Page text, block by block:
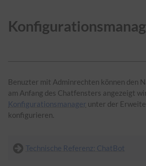
Benuzter mit Adminrechten können den
am Anfang des Chatfensters angezeigt
Konfigurationsmanager unter der
konfigurieren.
Technische Referenz: ChatBot